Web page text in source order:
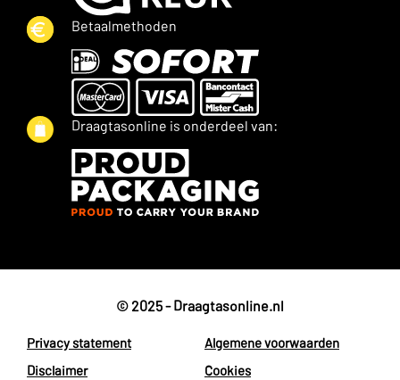
Betaalmethoden
Draagtasonline is onderdeel van:
© 2025 - Draagtasonline.nl
Privacy statement
Algemene voorwaarden
Disclaimer
Cookies